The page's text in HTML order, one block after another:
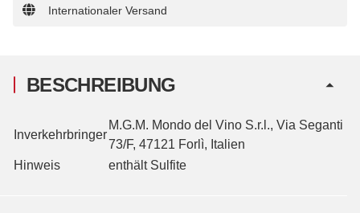
Internationaler Versand
BESCHREIBUNG
Inverkehrbringer
M.G.M. Mondo del Vino S.r.l., Via Seganti
73/F, 47121 Forlì, Italien
Hinweis
enthält Sulfite